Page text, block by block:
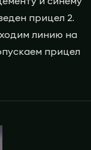
прицел 2.
линию на
прицел